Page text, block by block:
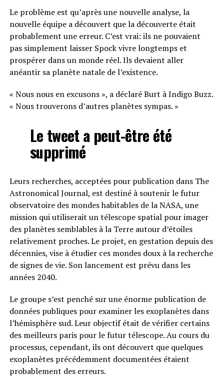
Le problème est qu’après une nouvelle analyse, la
nouvelle équipe a découvert que la découverte était
probablement une erreur. C’est vrai: ils ne pouvaient
pas simplement laisser Spock vivre longtemps et
prospérer dans un monde réel. Ils devaient aller
anéantir sa planète natale de l’existence.
« Nous nous en excusons », a déclaré Burt à Indigo Buzz.
« Nous trouverons d’autres planètes sympas. »
Le tweet a peut-être été
supprimé
Leurs recherches, acceptées pour publication dans The
Astronomical Journal, est destiné à soutenir le futur
observatoire des mondes habitables de la NASA, une
mission qui utiliserait un télescope spatial pour imager
des planètes semblables à la Terre autour d’étoiles
relativement proches. Le projet, en gestation depuis des
décennies, vise à étudier ces mondes doux à la recherche
de signes de vie. Son lancement est prévu dans les
années 2040.
Le groupe s’est penché sur une énorme publication de
données publiques pour examiner les exoplanètes dans
l’hémisphère sud. Leur objectif était de vérifier certains
des meilleurs paris pour le futur télescope. Au cours du
processus, cependant, ils ont découvert que quelques
exoplanètes précédemment documentées étaient
probablement des erreurs.